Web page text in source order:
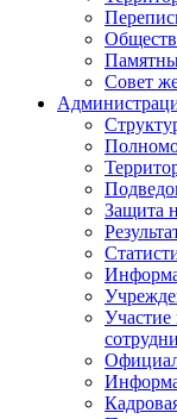
Совет
Защита